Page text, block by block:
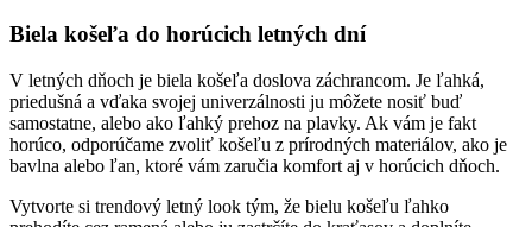
Biela košeľa do horúcich letných dní
V letných dňoch je biela košeľa doslova záchrancom. Je ľahká,
priedušná a vďaka svojej univerzálnosti ju môžete nosiť buď
samostatne, alebo ako ľahký prehoz na plavky. Ak vám je fakt
horúco, odporúčame zvoliť košeľu z prírodných materiálov, ako je
bavlna alebo ľan, ktoré vám zaručia komfort aj v horúcich dňoch.
Vytvorte si trendový letný look tým, že bielu košeľu ľahko